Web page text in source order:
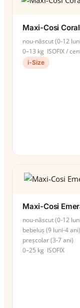
Maxi-Cosi
nou-născut (0-12
0–13 kg ISOFIX /
i-Size
Maxi-Cosi
nou-născut (0-12
bebeluș (9 luni-4
preșcolar (3-7 ani)
0–25 kg ISOFIX